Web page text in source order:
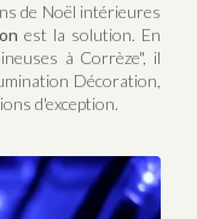
de Noël intérieures
est la solution. En
à Corrèze", il
Décoration,
d'exception.